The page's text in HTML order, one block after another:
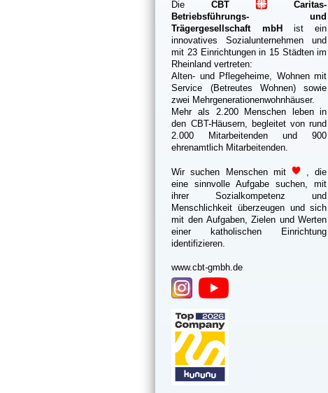
Die CBT
Caritas-
Betriebsführungs- und
Trägergesellschaft mbH
ist ein
innovatives Sozialunternehmen und
mit 23 Einrichtungen in 15 Städten im
Rheinland vertreten:
Alten- und Pflegeheime, Wohnen mit
Service (Betreutes Wohnen) sowie
zwei Mehrgenerationenwohnhäuser.
Mehr als 2.200 Menschen leben in
den CBT-Häusern, begleitet von rund
2.000 Mitarbeitenden und 900
ehrenamtlich Mitarbeitenden.
Wir suchen Menschen mit
, die
eine sinnvolle Aufgabe suchen, mit
ihrer Sozialkompetenz und
Menschlichkeit überzeugen und sich
mit den Aufgaben, Zielen und Werten
einer katholischen Einrichtung
identifizieren.
www.cbt-gmbh.de